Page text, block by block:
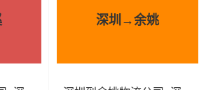
深圳→余姚